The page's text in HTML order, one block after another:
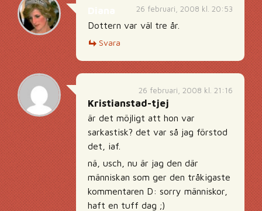
26 februari, 2008 kl. 20:53
Dottern var väl tre år.
Svara
26 februari, 2008 kl. 21:16
Kristianstad-tjej
är det möjligt att hon var
sarkastisk? det var så jag förstod
det, iaf.
nä, usch, nu är jag den där
människan som ger den tråkigaste
kommentaren D: sorry människor,
haft en tuff dag ;)